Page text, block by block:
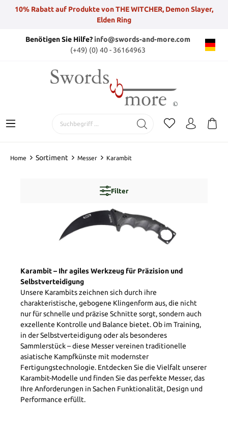
10% Rabatt auf Produkte von THE WITCHER, Demon Slayer,
Elden Ring
Benötigen Sie Hilfe?info@swords-and-more.com
(+49) (0) 40 - 36164963
Home Sortiment Messer Karambit
Filter
Karambit – Ihr agiles Werkzeug für Präzision und
Selbstverteidigung
Unsere Karambits zeichnen sich durch ihre
charakteristische, gebogene Klingenform aus, die nicht
nur für schnelle und präzise Schnitte sorgt, sondern auch
exzellente Kontrolle und Balance bietet. Ob im Training,
in der Selbstverteidigung oder als besonderes
Sammlerstück – diese Messer vereinen traditionelle
asiatische Kampfkünste mit modernster
Fertigungstechnologie. Entdecken Sie die Vielfalt unserer
Karambit-Modelle und finden Sie das perfekte Messer, das
Ihre Anforderungen in Sachen Funktionalität, Design und
Performance erfüllt.